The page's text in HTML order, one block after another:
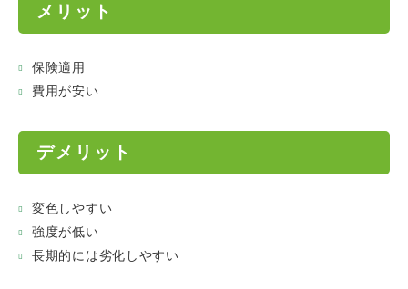
メリット
保険適用
費用が安い
デメリット
変色しやすい
強度が低い
長期的には劣化しやすい